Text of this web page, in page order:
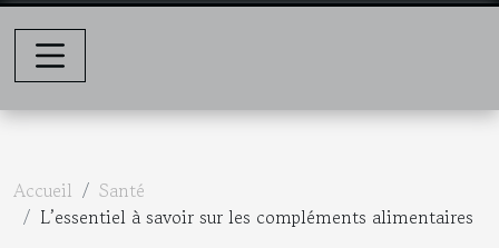
Accueil
Santé
L’essentiel à savoir sur les compléments alimentaires